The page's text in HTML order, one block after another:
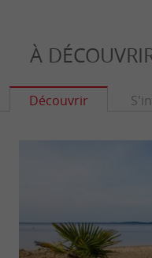
À
Découvrir